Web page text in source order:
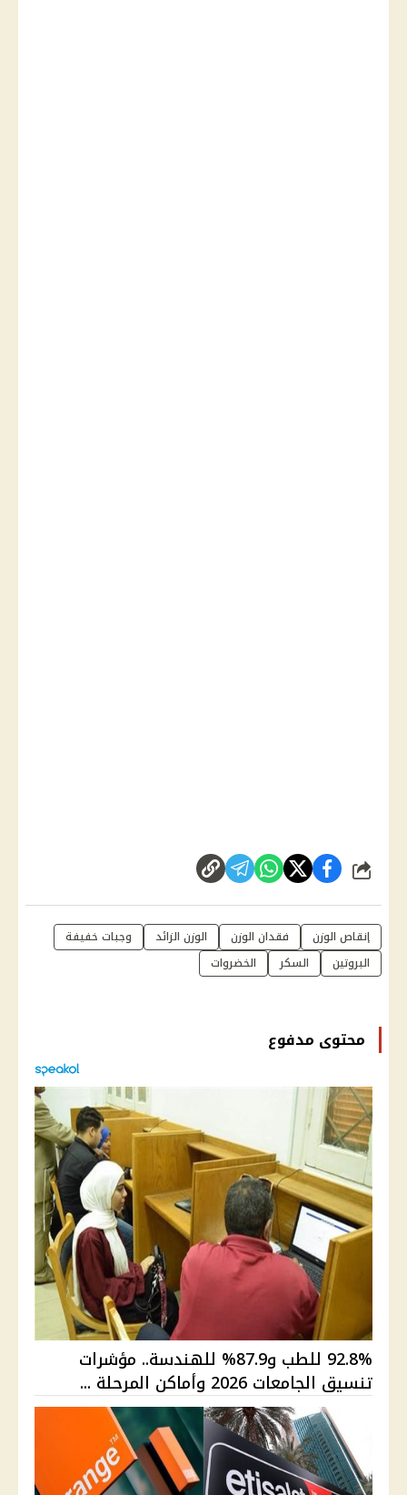
شارك
إنقاص الوزن فقدان الوزن الوزن الزائد
وجبات خفيفة
البروتين
السكر الخضروات
محتوى مدفوع
92.8% للطب و87.9% للهندسة.. مؤشرات
تنسيق الجامعات 2026 وأماكن المرحلة ...